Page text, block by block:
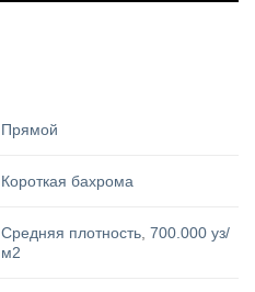
Прямой
Короткая бахрома
Средняя плотность ,700.000 уз/
м2